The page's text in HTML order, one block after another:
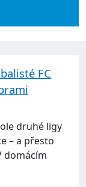
FC
druhé ligy
– a přesto
domácím